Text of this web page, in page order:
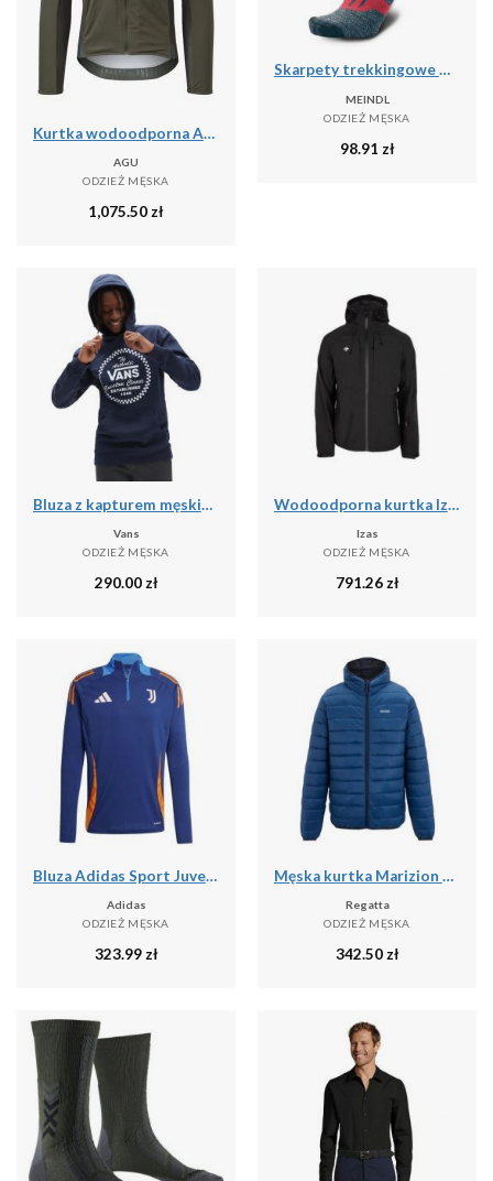
Kurtka wodoodporna Agu Polartec Alpha Performance
AGU
ODZIEŻ MĘSKA
1,075.50zł
Skarpety trekkingowe męskie Meindl MT6 Lady z wełną Merino
MEINDL
ODZIEŻ MĘSKA
98.91 zł
Bluza z kapturem męskie Vans Athletic
Vans
ODZIEŻ MĘSKA
290.00zł
Wodoodporna kurtka Izas Neo
Izas
ODZIEŻ MĘSKA
791.26zł
Bluza Adidas Sport Juve Tr Top Dorosłych
Adidas
ODZIEŻ MĘSKA
323.99zł
Męska kurtka Marizion z kapturem
Regatta
ODZIEŻ MĘSKA
342.50zł